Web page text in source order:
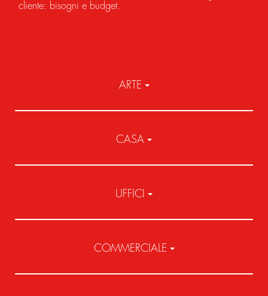
cliente: bisogni e budget.
ARTE
CASA
UFFICI
COMMERCIALE